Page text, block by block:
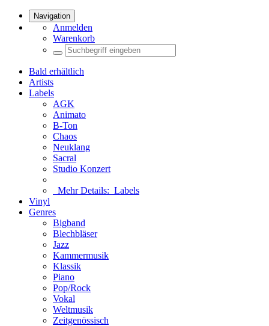
Navigation
Anmelden
Warenkorb
Bald erhältlich
Artists
Labels
AGK
Animato
B-Ton
Chaos
Neuklang
Sacral
Studio Konzert
Mehr Details: Labels
Vinyl
Genres
Bigband
Blechbläser
Jazz
Kammermusik
Klassik
Piano
Pop/Rock
Vokal
Weltmusik
Zeitgenössisch